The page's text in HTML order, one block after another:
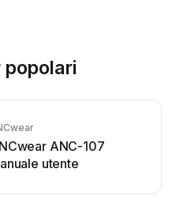
ANC-107
utente